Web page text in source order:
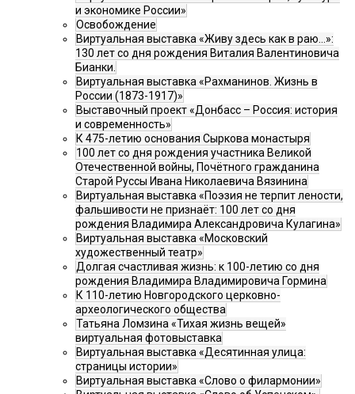
и экономике России»
Освобождение
Виртуальная выставка «Живу здесь как в раю…»:
130 лет со дня рождения Виталия Валентиновича
Бианки.
Виртуальная выставка «Рахманинов. Жизнь в
России (1873-1917)»
Выставочный проект «Донбасс – Россия: история
и современность»
К 475-летию основания Сыркова монастыря
100 лет со дня рождения участника Великой
Отечественной войны, Почётного гражданина
Старой Руссы Ивана Николаевича Вязинина
Виртуальная выставка «Поэзия не терпит лености,
фальшивости не признаёт: 100 лет со дня
рождения Владимира Александровича Кулагина»
Виртуальная выставка «Московский
художественный театр»
Долгая счастливая жизнь: к 100-летию со дня
рождения Владимира Владимировича Гормина
К 110-летию Новгородского церковно-
археологического общества
Татьяна Ломзина «Тихая жизнь вещей»
виртуальная фотовыставка
Виртуальная выставка «Десятинная улица:
страницы истории»
Виртуальная выставка «Слово о филармонии»